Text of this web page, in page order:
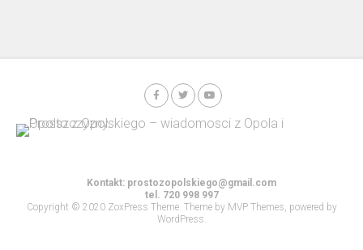
Kontakt: prostozopolskiego@gmail.com
tel. 720 998 997
Copyright © 2020 ZoxPress Theme. Theme by MVP Themes, powered by
WordPress.